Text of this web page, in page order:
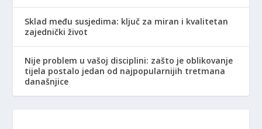
Sklad među susjedima: ključ za miran i kvalitetan
zajednički život
Nije problem u vašoj disciplini: zašto je oblikovanje
tijela postalo jedan od najpopularnijih tretmana
današnjice